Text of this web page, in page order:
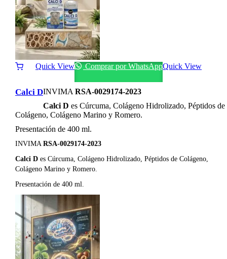
Quick View Comprar por WhatsAppQuick View
Calci DINVIMA RSA-0029174-2023
Calci D es Cúrcuma, Colágeno Hidrolizado, Péptidos de
Colágeno, Colágeno Marino y Romero.
Presentación de 400 ml.
INVIMA RSA-0029174-2023
Calci D es Cúrcuma, Colágeno Hidrolizado, Péptidos de Colágeno,
Colágeno Marino y Romero.
Presentación de 400 ml.